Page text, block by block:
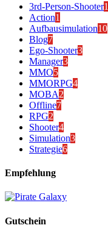
3rd-Person-Shooter1
Action1
Aufbausimulation10
Blog7
Ego-Shooter3
Manager3
MMO5
MMORPG4
MOBA2
Offline7
RPG2
Shooter4
Simulation3
Strategie6
Empfehlung
Gutschein